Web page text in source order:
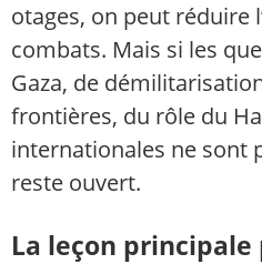
otages, on peut réduire
combats. Mais si les
Gaza, de
frontières, du rôle du
internationales ne sont
reste ouvert.
La leçon